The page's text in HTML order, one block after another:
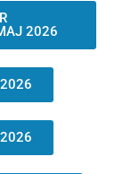
2026